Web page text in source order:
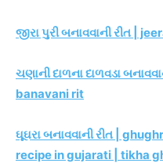
જીરા પુરી બનાવવાની રીત |
ચણાની દાળના દાળવડા
banavani rit
ઘૂઘરા બનાવવાની રીત |
recipe in gujarati | tikha